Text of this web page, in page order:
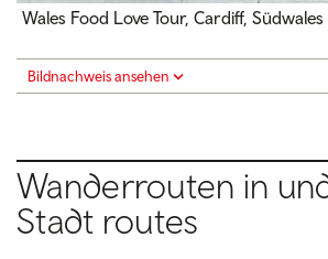
Wales Food Love Tour, Cardiff, Südwales
Bildnachweis ansehen
Wanderrouten in
Stadt routes